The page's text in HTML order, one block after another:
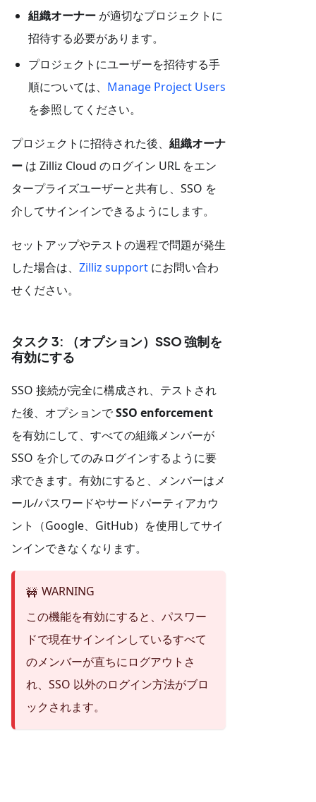
組織オーナー が適切なプロジェクトに
招待する必要があります。
プロジェクトにユーザーを招待する手
順については、 Manage Project Users
を参照してください。
プロジェクトに招待された後、 組織オーナ
ー は Zilliz Cloud のログイン URL をエン
タープライズユーザーと共有し、SSO を
介してサインインできるようにします。
セットアップやテストの過程で問題が発生
した場合は、 Zilliz support にお問い合わ
せください。
タスク 3: （オプション）SSO 強制を
有効にする
SSO 接続が完全に構成され、テストされ
た後、オプションでSSO enforcement
を有効にして、すべての組織メンバーが
SSO を介してのみログインするように要
求できます。有効にすると、メンバーはメ
ール/パスワードやサードパーティアカウ
ント（Google、GitHub）を使用してサイ
ンインできなくなります。
🚧 WARNING
この機能を有効にすると、パスワー
ドで現在サインインしているすべて
のメンバーが直ちにログアウトさ
れ、SSO 以外のログイン方法がブロ
ックされます。